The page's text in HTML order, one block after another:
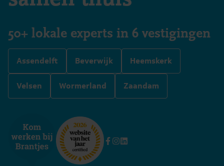
50+ lokale experts in 6 vestigingen
Assendelft Beverwijk Heemskerk
Velsen Wormerland Zaandam